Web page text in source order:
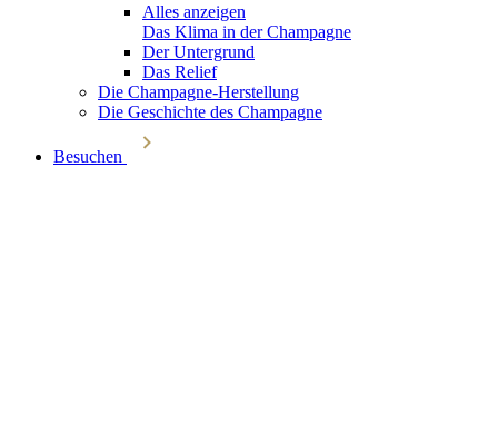
Alles anzeigen
Das Klima in der Champagne
Der Untergrund
Das Relief
Die Champagne-Herstellung
Die Geschichte des Champagne
Besuchen